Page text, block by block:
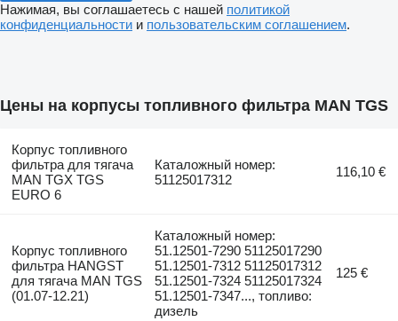
Нажимая, вы соглашаетесь с нашей политикой
конфиденциальности и пользовательским соглашением.
Цены на корпусы топливного фильтра MAN TGS
Корпус топливного
фильтра для тягача
MAN TGX TGS
EURO 6
Каталожный номер:
51125017312
116,10 €
Корпус топливного
фильтра HANGST
для тягача MAN TGS
(01.07-12.21)
Каталожный номер:
51.12501-7290 51125017290
51.12501-7312 51125017312
51.12501-7324 51125017324
51.12501-7347..., топливо:
дизель
125 €